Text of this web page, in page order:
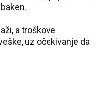
a troškove
uz očekivanje da